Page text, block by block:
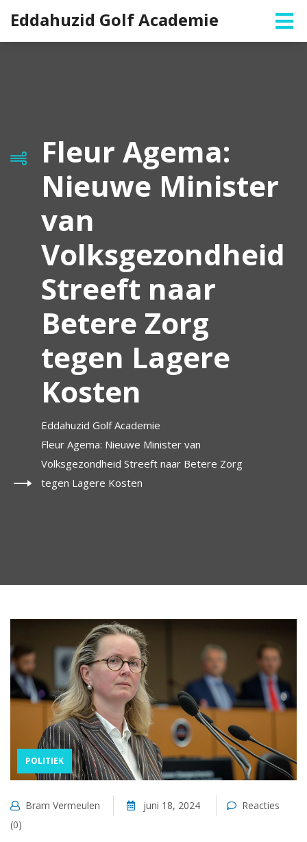
Eddahuzid Golf Academie
Fleur Agema:
Nieuwe Minister
van
Volksgezondheid
Streeft naar
Betere Zorg
tegen Lagere
Kosten
Eddahuzid Golf Academie
Fleur Agema: Nieuwe Minister van
Volksgezondheid Streeft naar Betere Zorg
tegen Lagere Kosten
POLITIEK
Bram Vermeulen juni 18, 2024
Reacties
(0)